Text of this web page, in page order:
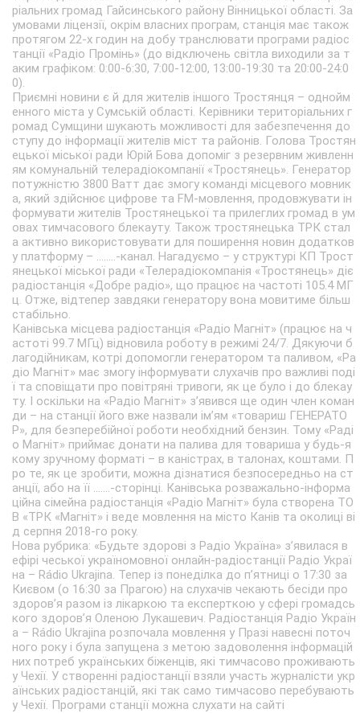
ріальних громад Гайсинського району Вінницької області. За
умовами ліцензії, окрім власних програм, станція має також
протягом 22-х годин на добу транслювати програми радіос
танції «Радіо Промінь» (до відключень світла виходили за т
аким графіком: 0:00-6:30, 7:00-12:00, 13:00-19:30 та 20:00-24:0
0).
Приємні новини є й для жителів іншого Тростянця – однойм
енного міста у Сумській області. Керівники територіальних г
ромад Сумщини шукають можливості для забезпечення до
ступу до інформації жителів міст та районів. Голова Тростян
ецької міської ради Юрій Бова допоміг з резервним живленн
ям комунальній телерадіокомпанії «Тростянець». Генератор
потужністю 3800 Ватт дає змогу команді місцевого мовник
а, який здійснює цифрове та FM-мовлення, продовжувати ін
формувати жителів Тростянецької та прилеглих громад в ум
овах тимчасового блекауту. Також тростянецька ТРК стал
а активно використовувати для поширення новин додатков
у платформу – ........-канал. Нагадуємо – у структурі КП Трост
янецької міської ради «Телерадіокомпанія «Тростянець» діє
радіостанція «Добре радіо», що працює на частоті 105.4 МГ
ц. Отже, відтепер завдяки генератору вона мовитиме більш
стабільно.
Канівська місцева радіостанція «Радіо Магніт» (працює на ч
астоті 99.7 МГц) відновила роботу в режимі 24/7. Дякуючи б
лагодійникам, котрі допомогли генератором та паливом, «Ра
діо Магніт» має змогу інформувати слухачів про важливі поді
ї та сповіщати про повітряні тривоги, як це було і до блекау
ту. І оскільки на «Радіо Магніт» з’явився ще один член коман
ди – на станції його вже назвали ім’ям «товариш ГЕНЕРАТО
Р», для безперебійної роботи необхідний бензин. Тому «Раді
о Магніт» приймає донати на палива для товариша у будь-я
кому зручному форматі – в каністрах, в талонах, коштами. П
ро те, як це зробити, можна дізнатися безпосередньо на ст
анції, або на її .......-сторінці. Канівська розважально-інформа
ційна сімейна радіостанція «Радіо Магніт» була створена ТО
В «ТРК «Магніт» і веде мовлення на місто Канів та околиці ві
д серпня 2018-го року.
Нова рубрика: «Будьте здорові з Радіо Україна» з’явилася в
ефірі чеської україномовної онлайн-радіостанції Радіо Украї
на – Rádio Ukrajina. Тепер із понеділка до п’ятниці о 17:30 за
Києвом (о 16:30 за Прагою) на слухачів чекають бесіди про
здоров’я разом із лікаркою та експерткою у сфері громадсь
кого здоров’я Оленою Лукашевич. Радіостанція Радіо Україн
а – Rádio Ukrajina розпочала мовлення у Празі навесні поточ
ного року і була запущена з метою задоволення інформацій
них потреб українських біженців, які тимчасово проживають
у Чехії. У створенні радіостанції взяли участь журналісти укр
аїнських радіостанцій, які так само тимчасово перебувають
у Чехії. Програми станції можна слухати на сайті